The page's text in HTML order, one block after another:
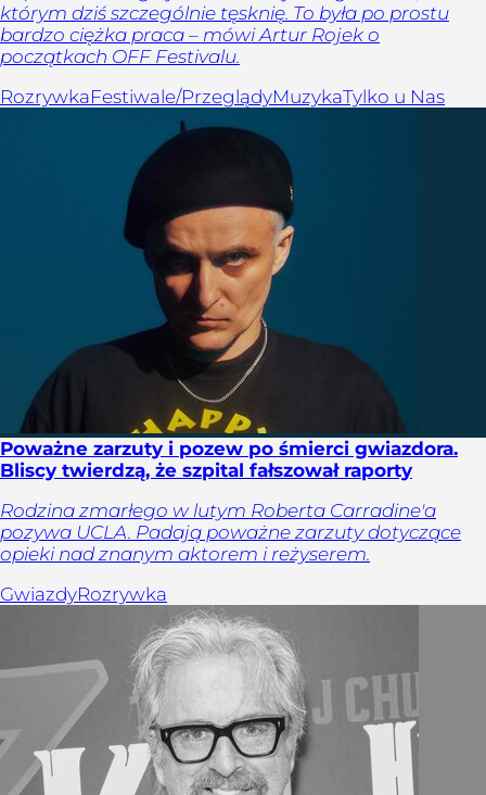
którym dziś szczególnie tęsknię. To była po prostu
bardzo ciężka praca – mówi Artur Rojek o
początkach OFF Festivalu.
RozrywkaFestiwale/PrzeglądyMuzykaTylko u Nas
Poważne zarzuty i pozew po śmierci gwiazdora.
Bliscy twierdzą, że szpital fałszował raporty
Rodzina zmarłego w lutym Roberta Carradine'a
pozywa UCLA. Padają poważne zarzuty dotyczące
opieki nad znanym aktorem i reżyserem.
GwiazdyRozrywka